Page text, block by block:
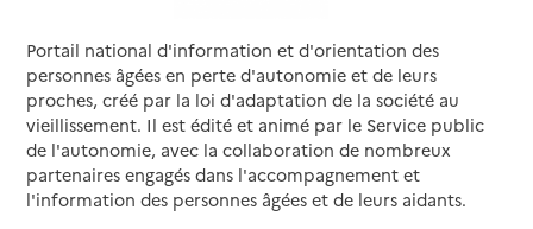
Portail national d'information et d'orientation des
personnes âgées en perte d'autonomie et de leurs
proches, créé par la loi d'adaptation de la société au
vieillissement. Il est édité et animé par le Service public
de l'autonomie, avec la collaboration de nombreux
partenaires engagés dans l'accompagnement et
l'information des personnes âgées et de leurs aidants.